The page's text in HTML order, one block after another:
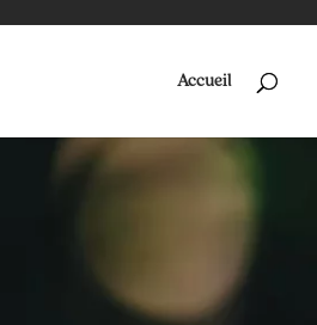
Accueil